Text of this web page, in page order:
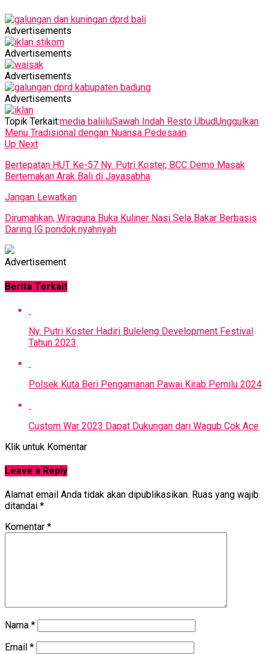
Advertisements
Advertisements
Advertisements
Advertisements
Topik Terkait:media baliiluSawah Indah Resto UbudUnggulkan
Menu Tradisional dengan Nuansa Pedesaan
Up Next
Bertepatan HUT Ke-57 Ny. Putri Koster, BCC Demo Masak
Bertemakan Arak Bali di Jayasabha
Jangan Lewatkan
Dirumahkan, Wiraguna Buka Kuliner Nasi Sela Bakar Berbasis
Daring IG pondok.nyahnyah
Advertisement
Berita Terkait
Ny. Putri Koster Hadiri Buleleng Development Festival
Tahun 2023
Polsek Kuta Beri Pengamanan Pawai Kirab Pemilu 2024
Custom War 2023 Dapat Dukungan dari Wagub Cok Ace
Klik untuk Komentar
Leave a Reply
Alamat email Anda tidak akan dipublikasikan. Ruas yang wajib
ditandai *
Komentar *
Nama *
Email *